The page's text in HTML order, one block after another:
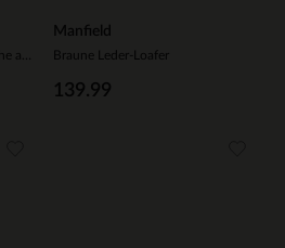
Manfield
Braune Leder-Loafer
139.99